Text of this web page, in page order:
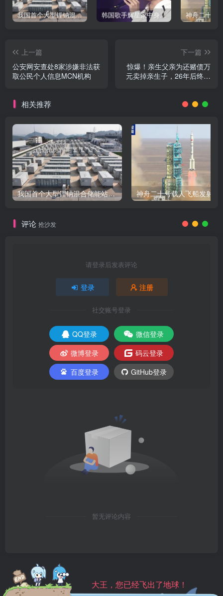
我国首个大型锂钠混合储能站投产，开启储能新时代 韩国歌手辉星家中身亡，终年43岁，警方调查死因
上一篇
公安网安查处8家涉嫌非法获
取公民个人信息MCN机构
下一篇
惊爆！亲生父亲为还赌债万
元卖掉亲生子，26年后终团
相关推荐
我国首个大型锂钠混合储能站投产，开启储能新时代
评论 抢沙发
请登录后发表评论
登录 注册
社交账号登录
QQ登录
微信登录
微博登录
码云登录
百度登录
GitHub登录
暂无评论内容
大王，您已经飞出了地球！